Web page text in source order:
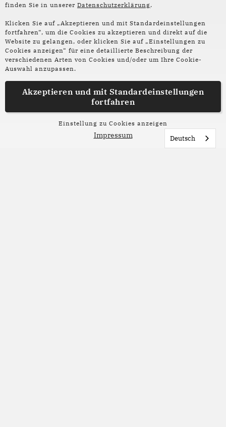
finden Sie in unserer Datenschutzerklärung.
Klicken Sie auf „Akzeptieren und mit Standardeinstellungen
fortfahren“, um die Cookies zu akzeptieren und direkt auf die
Website zu gelangen, oder klicken Sie auf „Einstellungen zu
Cookies anzeigen“ für eine detaillierte Beschreibung der
verschiedenen Arten von Cookies und/oder um Ihre Cookie-
Auswahl anzupassen.
Akzeptieren und mit Standardeinstellungen
fortfahren
Einstellung zu Cookies anzeigen
Impressum
Altenau im Magazin
ZU REKLAMATION
von Vivien Catharina
Altenau im Magazin
Deutsch